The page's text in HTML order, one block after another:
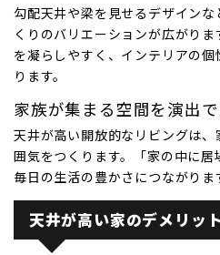
勾配天井や梁を見せるデザイン
くりのバリエーションが広がり
を凝らしやすく、インテリアの
ります。
家族が集まる空間を演出
天井が高い開放的なリビングは
囲気をつくります。「家の中に居
毎日の生活の豊かさにつながりま
天井が高い家のデメリッ